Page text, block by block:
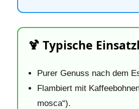
🍹 Typische
Purer Genuss nach dem
Flambiert mit
mosca“).